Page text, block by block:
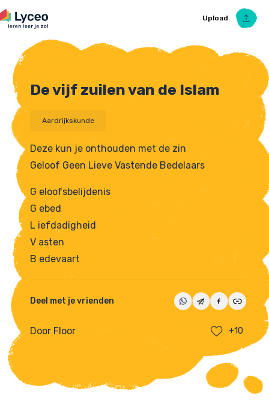
Upload
Upload Ezelsbruggetje
De vijf zuilen van de Islam
Aardrijkskunde
Deze kun je onthouden met de zin
Geloof Geen Lieve Vastende Bedelaars
G eloofsbelijdenis
G ebed
L iefdadigheid
V asten
B edevaart
Deel met je vrienden
Door Floor +10